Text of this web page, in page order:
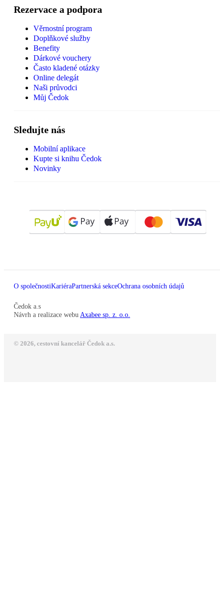
Rezervace a podpora
Věrnostní program
Doplňkové služby
Benefity
Dárkové vouchery
Často kladené otázky
Online delegát
Naši průvodci
Můj Čedok
Sledujte nás
Mobilní aplikace
Kupte si knihu Čedok
Novinky
O společnostiKariéraPartnerská sekceOchrana osobních údajů
Čedok a.s
Návrh a realizace webu Axabee sp. z. o.o.
© 2026, cestovní kancelář Čedok a.s.